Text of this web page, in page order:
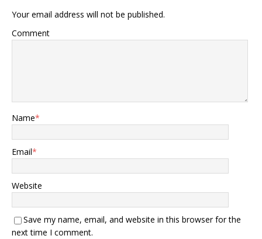
Your email address will not be published.
Comment
Name*
Email*
Website
Save my name, email, and website in this browser for the
next time I comment.